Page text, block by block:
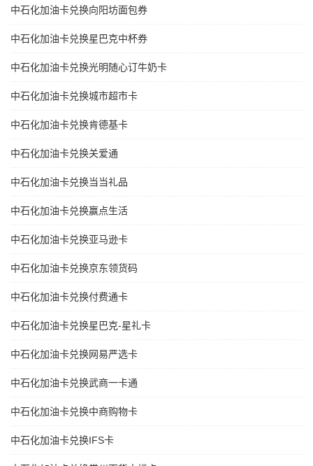
中石化加油卡兑换向阳坊面包券
中石化加油卡兑换星巴克中杯券
中石化加油卡兑换光明随心订牛奶卡
中石化加油卡兑换城市超市卡
中石化加油卡兑换肯德基卡
中石化加油卡兑换关爱通
中石化加油卡兑换当当礼品
中石化加油卡兑换赢点生活
中石化加油卡兑换亚马逊卡
中石化加油卡兑换京东领货码
中石化加油卡兑换付费通卡
中石化加油卡兑换星巴克-星礼卡
中石化加油卡兑换网易严选卡
中石化加油卡兑换武商一卡通
中石化加油卡兑换中商购物卡
中石化加油卡兑换IFS卡